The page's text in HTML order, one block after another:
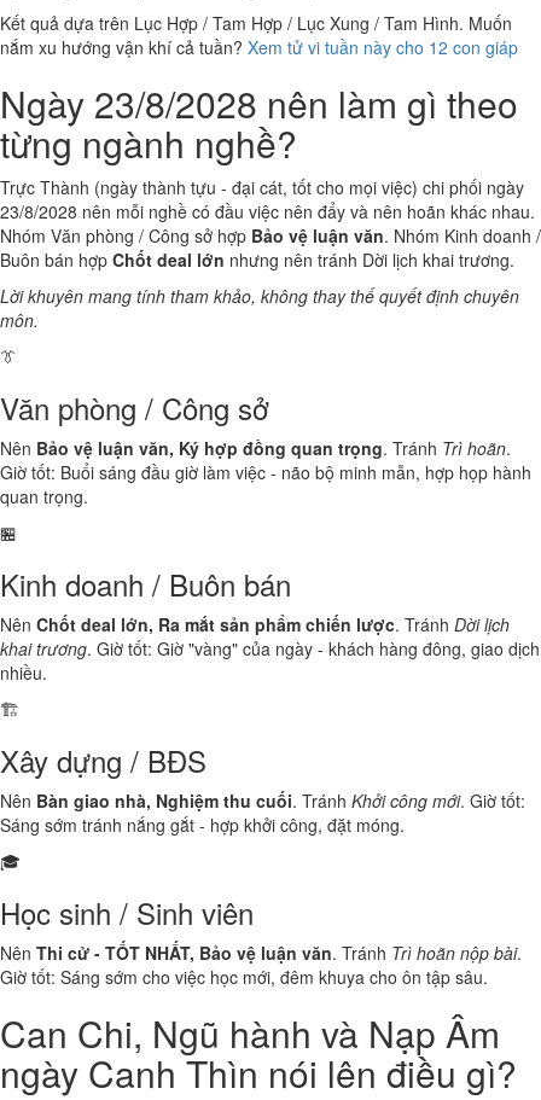
Kết quả dựa trên Lục Hợp / Tam Hợp / Lục Xung / Tam Hình. Muốn
nắm xu hướng vận khí cả tuần? Xem tử vi tuần này cho 12 con giáp
Ngày 23/8/2028 nên làm gì theo
từng ngành nghề?
Trực Thành (ngày thành tựu - đại cát, tốt cho mọi việc) chi phối ngày
23/8/2028 nên mỗi nghề có đầu việc nên đẩy và nên hoãn khác nhau.
Nhóm Văn phòng / Công sở hợp Bảo vệ luận văn. Nhóm Kinh doanh /
Buôn bán hợp Chốt deal lớn nhưng nên tránh Dời lịch khai trương.
Lời khuyên mang tính tham khảo, không thay thế quyết định chuyên
môn.
👔
Văn phòng / Công sở
Nên Bảo vệ luận văn, Ký hợp đồng quan trọng. Tránh Trì hoãn.
Giờ tốt: Buổi sáng đầu giờ làm việc - não bộ minh mẫn, hợp họp hành
quan trọng.
🏪
Kinh doanh / Buôn bán
Nên Chốt deal lớn, Ra mắt sản phẩm chiến lược. Tránh Dời lịch
khai trương. Giờ tốt: Giờ "vàng" của ngày - khách hàng đông, giao dịch
nhiều.
🏗️
Xây dựng / BĐS
Nên Bàn giao nhà, Nghiệm thu cuối. Tránh Khởi công mới. Giờ tốt:
Sáng sớm tránh nắng gắt - hợp khởi công, đặt móng.
🎓
Học sinh / Sinh viên
Nên Thi cử - TỐT NHẤT, Bảo vệ luận văn. Tránh Trì hoãn nộp bài.
Giờ tốt: Sáng sớm cho việc học mới, đêm khuya cho ôn tập sâu.
Can Chi, Ngũ hành và Nạp Âm
ngày Canh Thìn nói lên điều gì?